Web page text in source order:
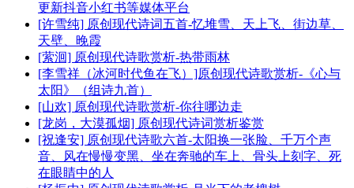
更新抖音小红书等媒体平台
[许雪纯] 原创现代诗词五首-忆堆雪、天上飞、街边草、
天壁、晚霞
[萦洄] 原创现代诗歌赏析-热带雨林
[李雪祥（冰河时代鱼在飞）]原创现代诗歌赏析-《心与
太阳》（组诗九首）
[山欢] 原创现代诗歌赏析-你往哪边走
[龙岗，大漠孤烟] 原创现代诗词赏析鉴赏
[祝逢安] 原创现代诗歌六首-太阳换一张脸、千万个声
音、风在慢慢变黑、坐在奔驰的车上、骨头上刻字、死
在眼睛中的人